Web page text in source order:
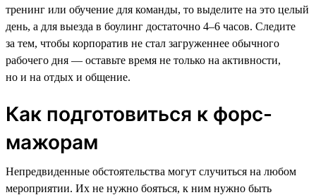
тренинг или обучение для команды, то выделите на это целый
день, а для выезда в боулинг достаточно 4–6 часов. Следите
за тем, чтобы корпоратив не стал загруженнее обычного
рабочего дня — оставьте время не только на активности,
но и на отдых и общение.
Как подготовиться к форс-
мажорам
Непредвиденные обстоятельства могут случиться на любом
мероприятии. Их не нужно бояться, к ним нужно быть